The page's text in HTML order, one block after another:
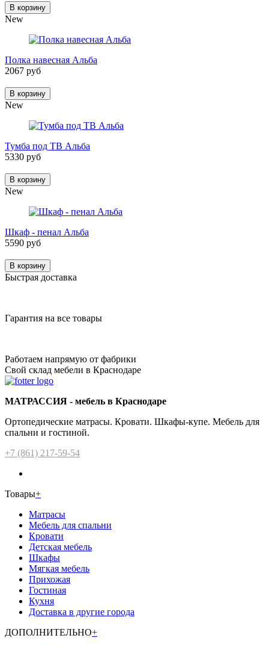
В корзину
New
Полка навесная Альба
2067 руб
В корзину
New
Тумба под ТВ Альба
5330 руб
В корзину
New
Шкаф - пенал Альба
5590 руб
В корзину
Быстрая доставка
Гарантия на все товары
Работаем напрямую от фабрики
Свой склад мебели в Краснодаре
МАТРАССИЯ - мебель в Краснодаре
Ортопедические матрасы. Кровати. Шкафы-купе. Мебель для
спальни и гостиной.
+7 (861) 217-59-54
Товары+
Матрасы
Мебель для спальни
Кровати
Детская мебель
Шкафы
Мягкая мебель
Прихожая
Гостиная
Кухня
Доставка в другие города
ДОПОЛНИТЕЛЬНО+